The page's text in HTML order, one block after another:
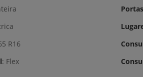
R16
: Flex
Portas